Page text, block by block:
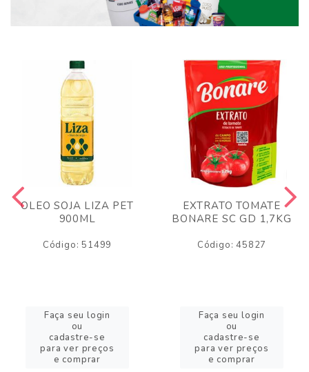
OLEO SOJA LIZA PET
900ML
Código: 51499
Faça seu login
ou
cadastre-se
para ver preços
e comprar
EXTRATO TOMATE
BONARE SC GD 1,7KG
Código: 45827
Faça seu login
ou
cadastre-se
para ver preços
e comprar